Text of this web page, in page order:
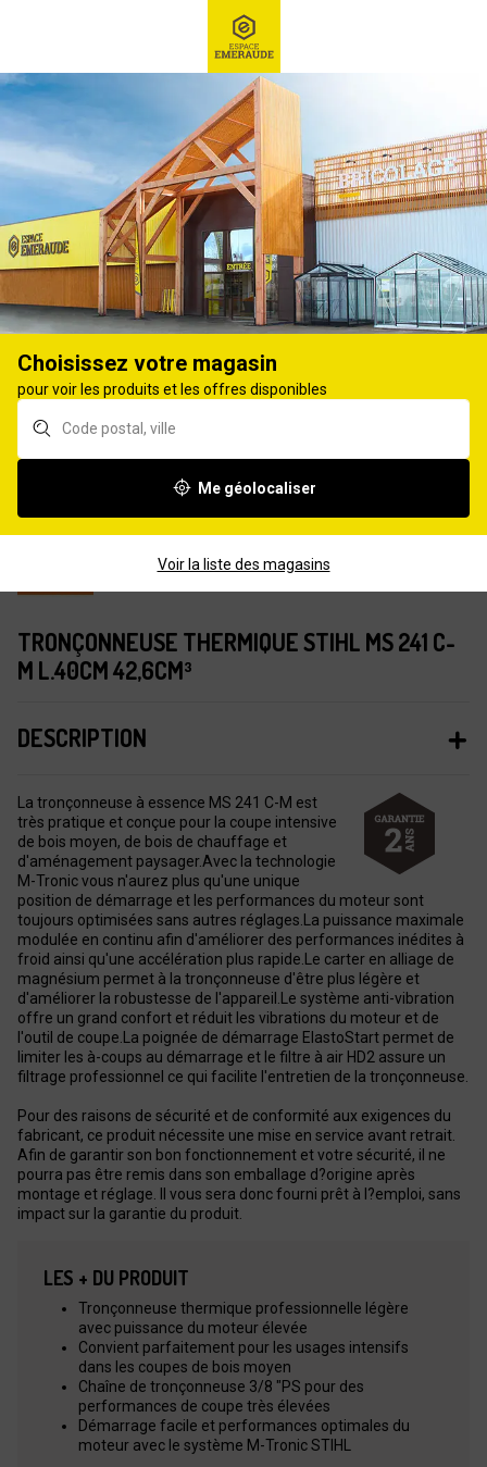
Ex : Robot tondeuse, ...
Tronçonneuse, élagueuse
TRONÇONNEUSE THERMIQUE STIHL MS 241 C-
M L.40CM 42,6CM³
DESCRIPTION
La tronçonneuse à essence MS 241 C-M est
très pratique et conçue pour la coupe intensive
de bois moyen, de bois de chauffage et
d'aménagement paysager.Avec la technologie
M-Tronic vous n'aurez plus qu'une unique
position de démarrage et les performances du moteur sont
toujours optimisées sans autres réglages.La puissance maximale
modulée en continu afin d'améliorer des performances inédites à
froid ainsi qu'une accélération plus rapide.Le carter en alliage de
magnésium permet à la tronçonneuse d'être plus légère et
d'améliorer la robustesse de l'appareil.Le système anti-vibration
offre un grand confort et réduit les vibrations du moteur et de
l'outil de coupe.La poignée de démarrage ElastoStart permet de
limiter les à-coups au démarrage et le filtre à air HD2 assure un
filtrage professionnel ce qui facilite l'entretien de la tronçonneuse.
Pour des raisons de sécurité et de conformité aux exigences du
fabricant, ce produit nécessite une mise en service avant retrait.
Afin de garantir son bon fonctionnement et votre sécurité, il ne
pourra pas être remis dans son emballage d?origine après
montage et réglage. Il vous sera donc fourni prêt à l?emploi, sans
impact sur la garantie du produit.
LES + DU PRODUIT
Tronçonneuse thermique professionnelle légère
avec puissance du moteur élevée
Convient parfaitement pour les usages intensifs
dans les coupes de bois moyen
Chaîne de tronçonneuse 3/8 "PS pour des
performances de coupe très élevées
Démarrage facile et performances optimales du
moteur avec le système M-Tronic STIHL
Choisissez votre magasin
pour voir les produits et les offres disponibles
Me géolocaliser
Voir la liste des magasins